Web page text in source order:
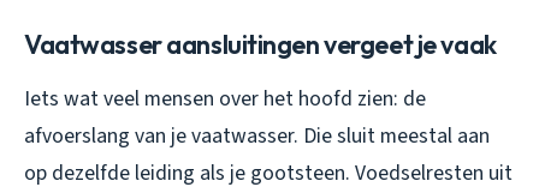
Vaatwasser aansluitingen vergeet je vaak
Iets wat veel mensen over het hoofd zien: de
afvoerslang van je vaatwasser. Die sluit meestal aan
op dezelfde leiding als je gootsteen. Voedselresten uit